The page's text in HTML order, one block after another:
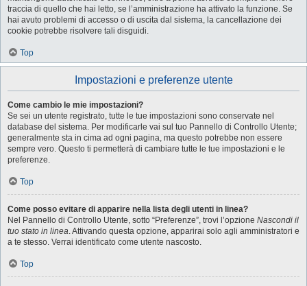
traccia di quello che hai letto, se l’amministrazione ha attivato la funzione. Se
hai avuto problemi di accesso o di uscita dal sistema, la cancellazione dei
cookie potrebbe risolvere tali disguidi.
Top
Impostazioni e preferenze utente
Come cambio le mie impostazioni?
Se sei un utente registrato, tutte le tue impostazioni sono conservate nel
database del sistema. Per modificarle vai sul tuo Pannello di Controllo Utente;
generalmente sta in cima ad ogni pagina, ma questo potrebbe non essere
sempre vero. Questo ti permetterà di cambiare tutte le tue impostazioni e le
preferenze.
Top
Come posso evitare di apparire nella lista degli utenti in linea?
Nel Pannello di Controllo Utente, sotto “Preferenze”, trovi l’opzione Nascondi il
tuo stato in linea. Attivando questa opzione, apparirai solo agli amministratori e
a te stesso. Verrai identificato come utente nascosto.
Top